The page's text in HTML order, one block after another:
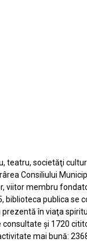
teatru, societăţi
Consiliului
viitor membru
biblioteca publica se
în viaţa
şi 1720
mai bună: